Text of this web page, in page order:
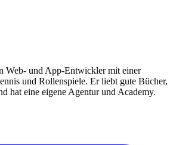
Web- und App-Entwickler mit einer
und Rollenspiele. Er liebt gute Bücher,
hat eine eigene Agentur und Academy.